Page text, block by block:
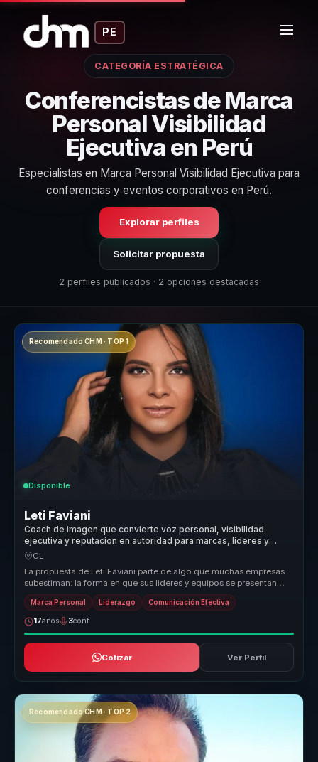
PE
CATEGORÍA ESTRATÉGICA
Conferencistas de Marca
Personal Visibilidad
Ejecutiva en Perú
Especialistas en Marca Personal Visibilidad Ejecutiva para
conferencias y eventos corporativos en Perú.
Explorar perfiles
Solicitar propuesta
2 perfiles publicados · 2 opciones destacadas
Recomendado CHM · TOP 1
Disponible
Leti Faviani
Coach de imagen que convierte voz personal, visibilidad
ejecutiva y reputacion en autoridad para marcas, lideres y
voceros.
CL
La propuesta de Leti Faviani parte de algo que muchas empresas
subestiman: la forma en que sus lideres y equipos se presentan
tambien com...
Marca Personal Liderazgo Comunicación Efectiva
17años 3conf.
Cotizar Ver Perfil
Recomendado CHM · TOP 2